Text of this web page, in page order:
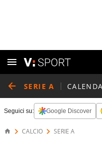
SERIE A
Seguici su: Google Discover
CALCIO SERIE A